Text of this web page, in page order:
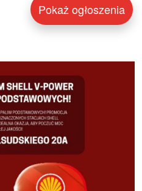
Pokaż ogłoszenia